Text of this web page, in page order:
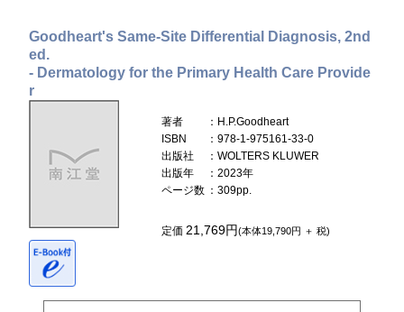
Goodheart's Same-Site Differential Diagnosis, 2nd
ed.
- Dermatology for the Primary Health Care Provide
r
著者
：H.P.Goodheart
ISBN
：978-1-975161-33-0
出版社
：WOLTERS KLUWER
出版年
：2023年
ページ数 ：309pp.
定価 21,769円(本体19,790円 ＋ 税)